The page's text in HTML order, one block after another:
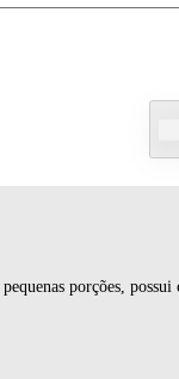
porções, possui